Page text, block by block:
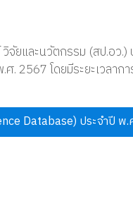
ยและนวัตกรรม (สป.อว
2567 โดยมีระยะเวลาก
Database) ประจำปี พ